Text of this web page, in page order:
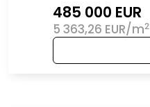
485 000 EUR
5 363,26 EUR/m2